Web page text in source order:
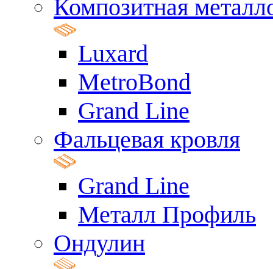
Композитная
Luxard
MetroBond
Grand Line
Фальцевая кровля
Grand Line
Металл Профиль
Ондулин